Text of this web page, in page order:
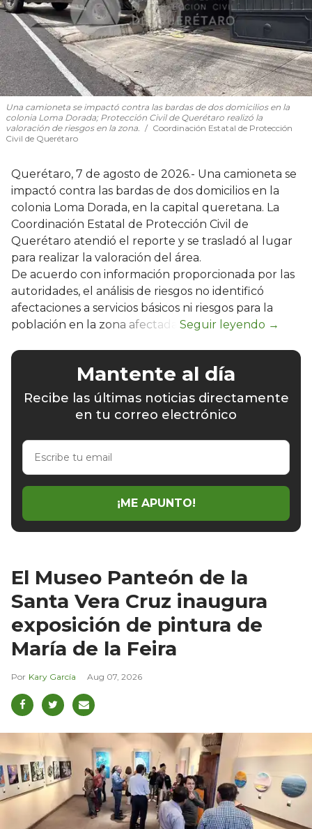
Una camioneta se impactó contra las bardas de dos domicilios en la
colonia Loma Dorada; Protección Civil de Querétaro realizó la
valoración de riesgos en la zona.
Coordinación Estatal de Protección
Civil de Querétaro
Querétaro, 7 de agosto de 2026.- Una camioneta se
impactó contra las bardas de dos domicilios en la
colonia Loma Dorada, en la capital queretana. La
Coordinación Estatal de Protección Civil de
Querétaro atendió el reporte y se trasladó al lugar
para realizar la valoración del área.
De acuerdo con información proporcionada por las
autoridades, el análisis de riesgos no identificó
afectaciones a servicios básicos ni riesgos para la
población en la zona afectada.
Mantente al día
Recibe las últimas noticias directamente
en tu correo electrónico
Escribe
email
¡ME APUNTO!
El Museo Panteón de la
Santa Vera Cruz inaugura
exposición de pintura de
María de la Feira
Kary García Aug 07, 2026